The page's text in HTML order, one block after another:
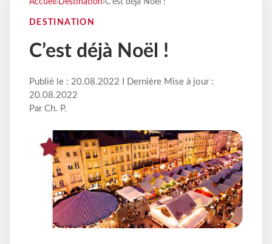
DESTINATION
C’est déjà Noël !
Publié le : 20.08.2022 I Dernière Mise à jour :
20.08.2022
Par Ch. P.